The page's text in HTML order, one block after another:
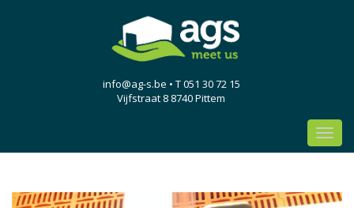
info@ag-s.be • T 051 30 72 15
Vijfstraat 8 8740 Pittem